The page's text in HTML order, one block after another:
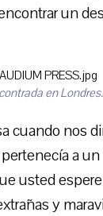
un
en
cuando nos
a
usted
y